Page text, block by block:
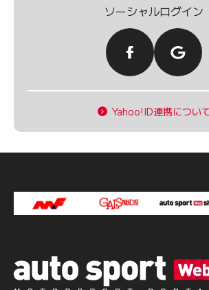
ソーシャルログイン
Yahoo!ID連携につい